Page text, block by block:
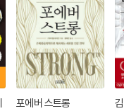
포에버 스트롱